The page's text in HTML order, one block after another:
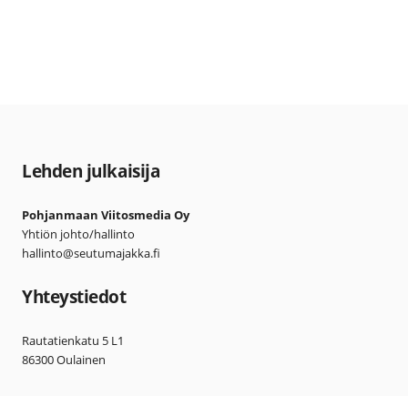
Lehden julkaisija
Pohjanmaan Viitosmedia Oy
Yhtiön johto/hallinto
hallinto@seutumajakka.fi
Yhteystiedot
Rautatienkatu 5 L1
86300 Oulainen